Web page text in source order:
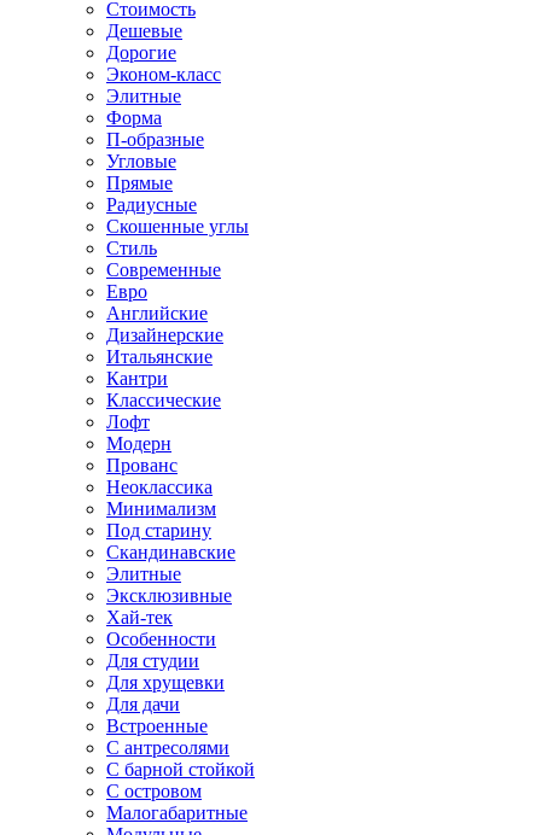
Стоимость
Дешевые
Дорогие
Эконом-класс
Элитные
Форма
П-образные
Угловые
Прямые
Радиусные
Скошенные углы
Стиль
Современные
Евро
Английские
Дизайнерские
Итальянские
Кантри
Классические
Лофт
Модерн
Прованс
Неоклассика
Минимализм
Под старину
Скандинавские
Элитные
Эксклюзивные
Хай-тек
Особенности
Для студии
Для хрущевки
Для дачи
Встроенные
С антресолями
С барной стойкой
С островом
Малогабаритные